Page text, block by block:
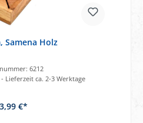
Samena Holz
6212
Lieferzeit ca. 2-3 Werktage
€*